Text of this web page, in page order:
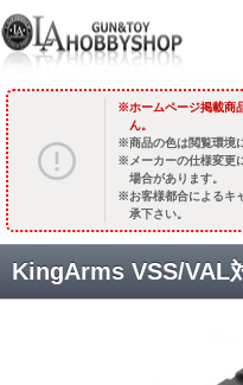
ホームページ掲載商
ん。
商品の色は閲覧環境
メーカーの仕様変更
場合があります。
お客様都合によるキ
承下さい。